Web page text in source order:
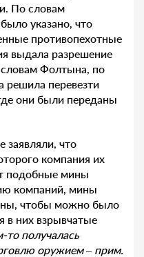
По словам
указано, что
противопехотные
выдала разрешение
словам Фолтына, по
решила перевезти
они были переданы
заявляли, что
компания их
подобные мины
компаний, мины
чтобы можно было
в них взрывчатые
то получалась
оружием – прим.